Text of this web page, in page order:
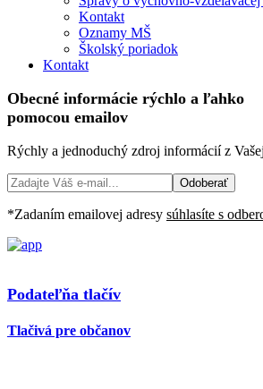
Kontakt
Oznamy MŠ
Školský poriadok
Kontakt
Obecné informácie rýchlo a ľahko
pomocou emailov
Rýchly a jednoduchý zdroj informácií z
Odoberať
*Zadaním emailovej adresy súhlasíte s
Podateľňa tlačív
Tlačivá pre občanov